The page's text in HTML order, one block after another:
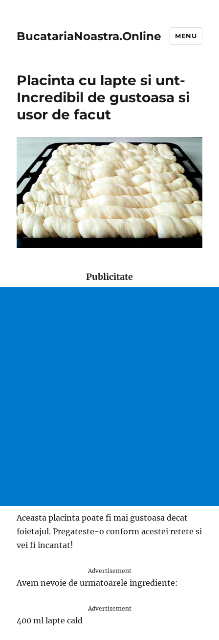
BucatariaNoastra.Online MENU
Placinta cu lapte si unt-
Incredibil de gustoasa si
usor de facut
Publicitate
Aceasta placinta poate fi mai gustoasa decat
foietajul. Pregateste-o conform acestei retete si
vei fi incantat!
Advertisement
Avem nevoie de urmatoarele ingrediente:
Advertisement
400 ml lapte cald